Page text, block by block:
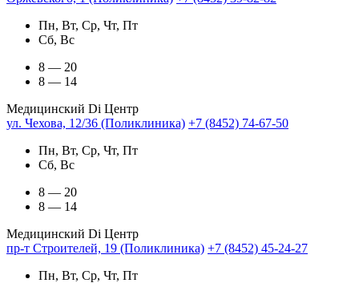
Пн, Вт, Ср, Чт, Пт
Сб, Вс
8 — 20
8 — 14
Медицинский Di Центр
ул. Чехова, 12/36 (Поликлиника) +7 (8452) 74-67-50
Пн, Вт, Ср, Чт, Пт
Сб, Вс
8 — 20
8 — 14
Медицинский Di Центр
пр-т Строителей, 19 (Поликлиника) +7 (8452) 45-24-27
Пн, Вт, Ср, Чт, Пт